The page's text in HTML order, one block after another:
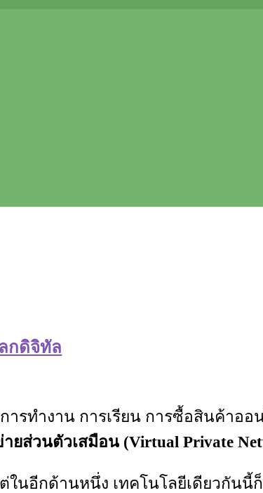
กดิจิทัล
รทำงาน การเรียน การซื้อสินค้าออ
ายส่วนตัวเสมือน (Virtual Private
ในอีกด้านหนึ่ง เทคโนโลยีเดียวกัน